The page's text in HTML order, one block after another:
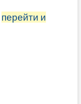
перейти и